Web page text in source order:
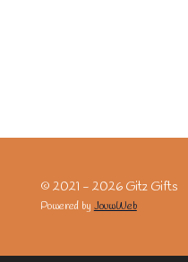
© 2021 - 2026 Gitz Gifts
Powered byJouwWeb